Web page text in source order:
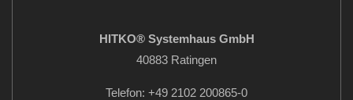
HITKO® Systemhaus GmbH
40883 Ratingen
Telefon: +49 2102 200865-0